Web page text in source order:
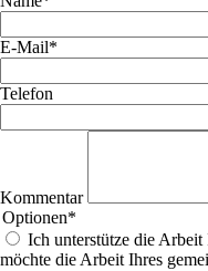
Pflichtfeld
E-Mail*
Telefon
Kommentar
Pflichtfeld
Optionen*
Ich unterstütze die
möchte die Arbeit Ihres